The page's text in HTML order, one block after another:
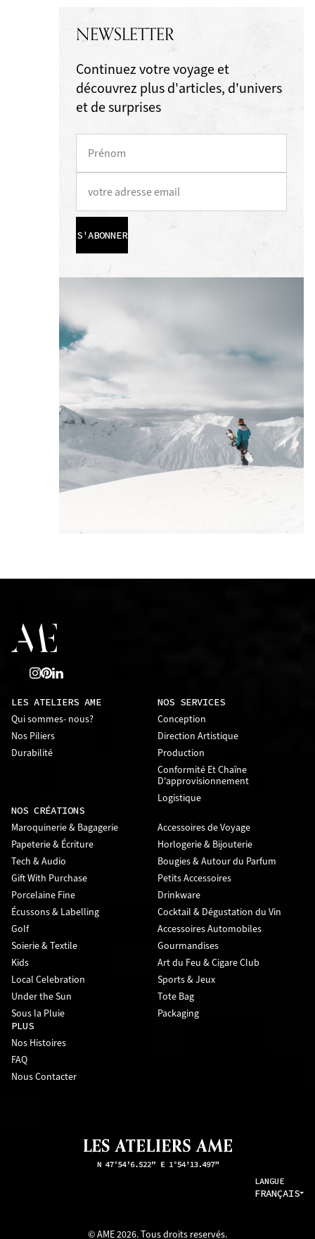
NEWSLETTER
Continuez votre voyage et
découvrez plus d'articles, d'univers
et de surprises
S'ABONNER
LES ATELIERS AME
Qui sommes- nous?
Nos Piliers
Durabilité
NOS SERVICES
Conception
Direction Artistique
Production
Conformité Et Chaîne
D'approvisionnement
Logistique
NOS CRÉATIONS
Maroquinerie & Bagagerie
Accessoires de Voyage
Papeterie & Écriture
Horlogerie & Bijouterie
Tech & Audio
Bougies & Autour du Parfum
Gift With Purchase
Petits Accessoires
Porcelaine Fine
Drinkware
Écussons & Labelling
Cocktail & Dégustation du Vin
Golf
Accessoires Automobiles
Soierie & Textile
Gourmandises
Kids
Art du Feu & Cigare Club
Local Celebration
Sports & Jeux
Under the Sun
Tote Bag
Sous la Pluie
Packaging
PLUS
Nos Histoires
FAQ
Nous Contacter
LANGUE
FRANÇAIS
© AME 2026. Tous droits reservés.